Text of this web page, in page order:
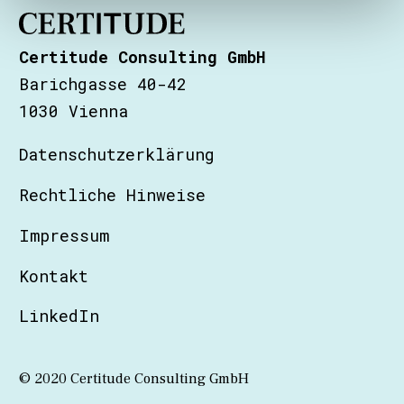
Certitude Consulting GmbH
Barichgasse 40-42
1030 Vienna
Datenschutzerklärung
Rechtliche Hinweise
Impressum
Kontakt
LinkedIn
© 2020 Certitude Consulting GmbH